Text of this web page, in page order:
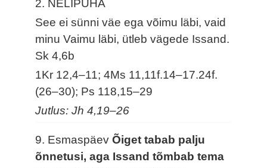
2. NELIPÜHA
See ei sünni väe ega võimu läbi, vaid
minu Vaimu läbi, ütleb vägede Issand.
Sk 4,6b
1Kr 12,4–11; 4Ms 11,11f.14–17.24f.
(26–30); Ps 118,15–29
Jutlus: Jh 4,19–26
9. EsmaspäevÕiget tabab palju
õnnetusi, aga Issand tõmbab tema